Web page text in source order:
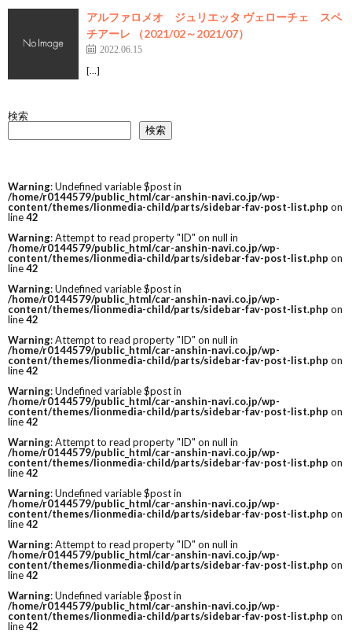
アルファロメオ ジュリエッタ ヴェローチェ スペ
チアーレ （2021/02～2021/07）
2022.06.15
[…]
検索
検索
Warning: Undefined variable $post in
/home/r0144579/public_html/car-anshin-navi.co.jp/wp-
content/themes/lionmedia-child/parts/sidebar-fav-post-list.php on
line42
Warning: Attempt to read property "ID" on null in
/home/r0144579/public_html/car-anshin-navi.co.jp/wp-
content/themes/lionmedia-child/parts/sidebar-fav-post-list.php on
line42
Warning: Undefined variable $post in
/home/r0144579/public_html/car-anshin-navi.co.jp/wp-
content/themes/lionmedia-child/parts/sidebar-fav-post-list.php on
line42
Warning: Attempt to read property "ID" on null in
/home/r0144579/public_html/car-anshin-navi.co.jp/wp-
content/themes/lionmedia-child/parts/sidebar-fav-post-list.php on
line42
Warning: Undefined variable $post in
/home/r0144579/public_html/car-anshin-navi.co.jp/wp-
content/themes/lionmedia-child/parts/sidebar-fav-post-list.php on
line42
Warning: Attempt to read property "ID" on null in
/home/r0144579/public_html/car-anshin-navi.co.jp/wp-
content/themes/lionmedia-child/parts/sidebar-fav-post-list.php on
line42
Warning: Undefined variable $post in
/home/r0144579/public_html/car-anshin-navi.co.jp/wp-
content/themes/lionmedia-child/parts/sidebar-fav-post-list.php on
line42
Warning: Attempt to read property "ID" on null in
/home/r0144579/public_html/car-anshin-navi.co.jp/wp-
content/themes/lionmedia-child/parts/sidebar-fav-post-list.php on
line42
Warning: Undefined variable $post in
/home/r0144579/public_html/car-anshin-navi.co.jp/wp-
content/themes/lionmedia-child/parts/sidebar-fav-post-list.php on
line42